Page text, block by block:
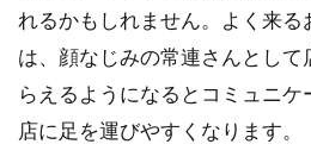
れるかもしれません。よく来る
は、顔なじみの常連さんとして
らえるようになるとコミュニ
店に足を運びやすくなります。